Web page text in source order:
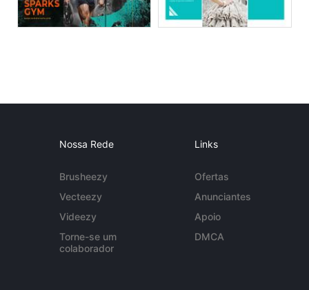
Nossa Rede
Brusheezy
Vecteezy
Videezy
Torne-se um
colaborador
Links
Ofertas
Anunciantes
Apoio
DMCA